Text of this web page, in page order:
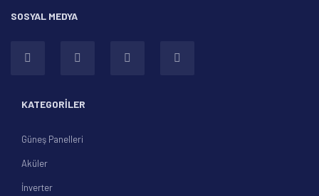
SOSYAL MEDYA
KATEGORİLER
Güneş Panelleri
Aküler
İnverter